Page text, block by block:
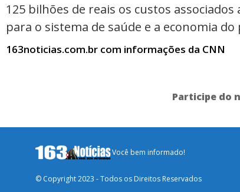
125 bilhões de reais os custos
para o sistema de saúde e a economia do
163noticias.com.br com informações da CNN
Participe do
Você bem informado!
© Copyright 2023 - Todos os Direitos Reservados